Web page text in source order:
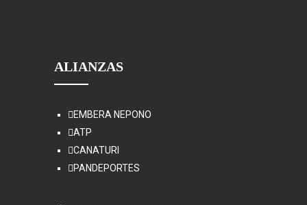
ALIANZAS
EMBERA NEPONO
ATP
CANATURI
PANDEPORTES